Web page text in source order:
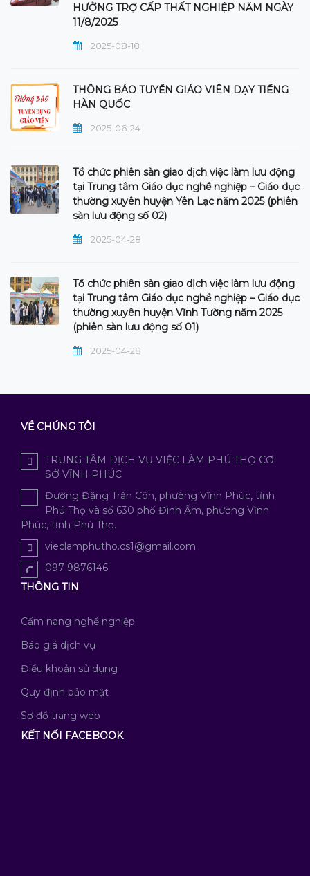
HƯỞNG TRỢ CẤP THẤT NGHIỆP NĂM NGÀY
11/8/2025
2025-08-18
THÔNG BÁO TUYỂN GIÁO VIÊN DẠY TIẾNG
HÀN QUỐC
2025-06-24
Tổ chức phiên sàn giao dịch việc làm lưu động
tại Trung tâm Giáo dục nghề nghiệp – Giáo dục
thường xuyên huyện Yên Lạc năm 2025 (phiên
sàn lưu động số 02)
2025-04-28
Tổ chức phiên sàn giao dịch việc làm lưu động
tại Trung tâm Giáo dục nghề nghiệp – Giáo dục
thường xuyên huyện Vĩnh Tường năm 2025
(phiên sàn lưu động số 01)
2025-04-28
VỀ CHÚNG TÔI
TRUNG TÂM DỊCH VỤ VIỆC LÀM PHÚ THỌ CƠ
SỞ VĨNH PHÚC
Đường Đặng Trần Côn, phường Vĩnh Phúc, tỉnh
Phú Thọ và số 630 phố Đình Ấm, phường Vĩnh
Phúc, tỉnh Phú Thọ.
vieclamphutho.cs1@gmail.com
097 9876146
THÔNG TIN
Cẩm nang nghề nghiệp
Báo giá dịch vụ
Điều khoản sử dụng
Quy định bảo mật
Sơ đồ trang web
KẾT NỐI FACEBOOK